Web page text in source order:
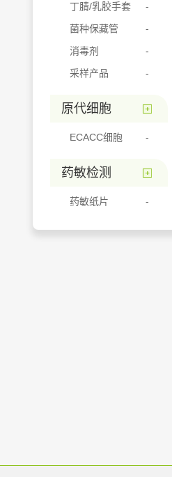
丁腈/乳胶手套
菌种保藏管
消毒剂
采样产品
原代细胞
ECACC细胞
药敏检测
药敏纸片